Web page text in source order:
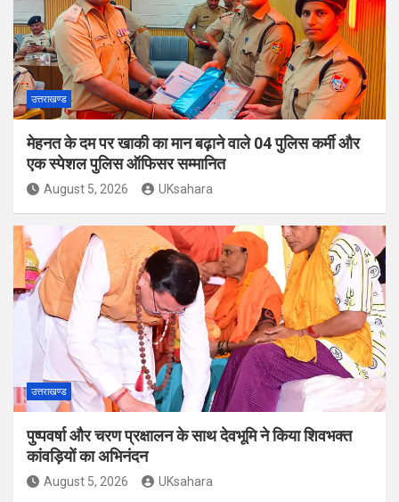
उत्तराखण्ड
मेहनत के दम पर खाकी का मान बढ़ाने वाले 04 पुलिस कर्मी और
एक स्पेशल पुलिस ऑफिसर सम्मानित
August 5, 2026 UKsahara
उत्तराखण्ड
पुष्पवर्षा और चरण प्रक्षालन के साथ देवभूमि ने किया शिवभक्त
कांवड़ियों का अभिनंदन
August 5, 2026 UKsahara